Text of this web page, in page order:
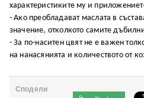
характеристиките му и
- Ако преобладават маслата в
значение, отколкото самите
- За по-наситен цвят не е важен
на нанасянията и количеството от
Сподели